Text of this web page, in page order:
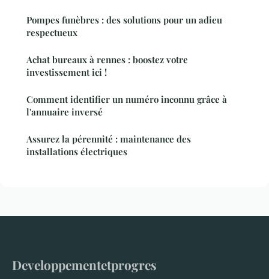
Pompes funèbres : des solutions pour un adieu
respectueux
Achat bureaux à rennes : boostez votre
investissement ici !
Comment identifier un numéro inconnu grâce à
l'annuaire inversé
Assurez la pérennité : maintenance des
installations électriques
Developpementetprogres